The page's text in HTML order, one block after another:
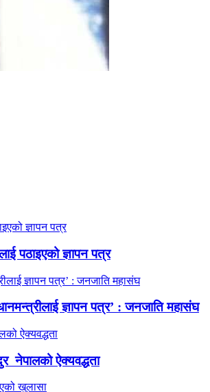
पठाइएको ज्ञापन पत्र
ज्ञापन पत्र’ : जनजाति महासंघ
नेपालको ऐक्यवद्धता